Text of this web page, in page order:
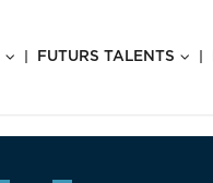
FUTURS TALENTS